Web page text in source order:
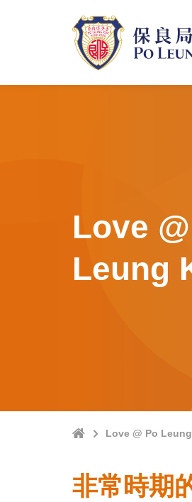
Love
Leung
HomeLove @ Po
非常時期